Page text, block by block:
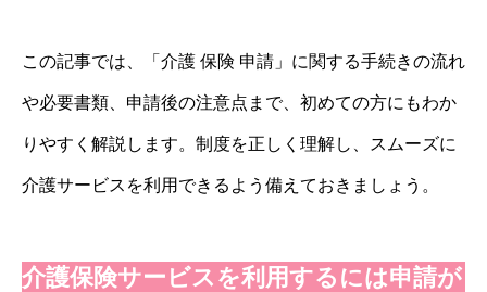
この記事では、「介護 保険 申請」に関する手続きの流れ
や必要書類、申請後の注意点まで、初めての方にもわか
りやすく解説します。制度を正しく理解し、スムーズに
介護サービスを利用できるよう備えておきましょう。
介護保険サービスを利用するには申請が